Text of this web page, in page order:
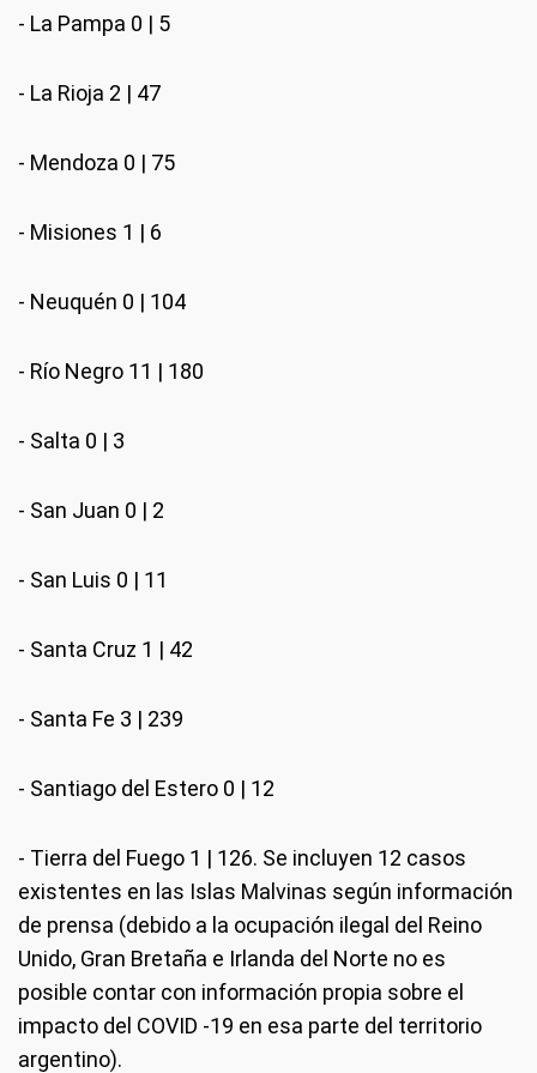
- La Pampa 0 | 5
- La Rioja 2 | 47
- Mendoza 0 | 75
- Misiones 1 | 6
- Neuquén 0 | 104
- Río Negro 11 | 180
- Salta 0 | 3
- San Juan 0 | 2
- San Luis 0 | 11
- Santa Cruz 1 | 42
- Santa Fe 3 | 239
- Santiago del Estero 0 | 12
- Tierra del Fuego 1 | 126. Se incluyen 12 casos
existentes en las Islas Malvinas según información
de prensa (debido a la ocupación ilegal del Reino
Unido, Gran Bretaña e Irlanda del Norte no es
posible contar con información propia sobre el
impacto del COVID -19 en esa parte del territorio
argentino).